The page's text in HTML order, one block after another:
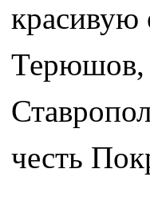
красивую
Терюшов,
честь